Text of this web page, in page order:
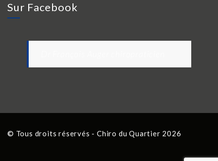
Sur Facebook
© Tous droits réservés - Chiro du Quartier 2026